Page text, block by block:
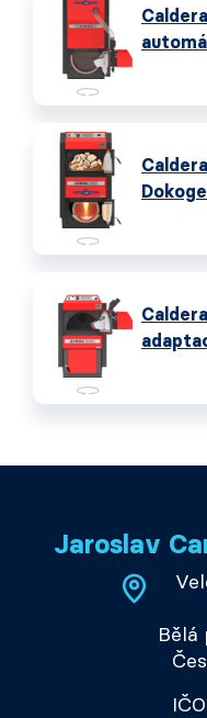
Jaroslav
Bělá